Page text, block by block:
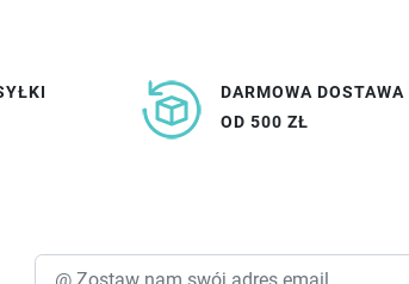
DARMOWA DOSTAWA
OD 500 ZŁ